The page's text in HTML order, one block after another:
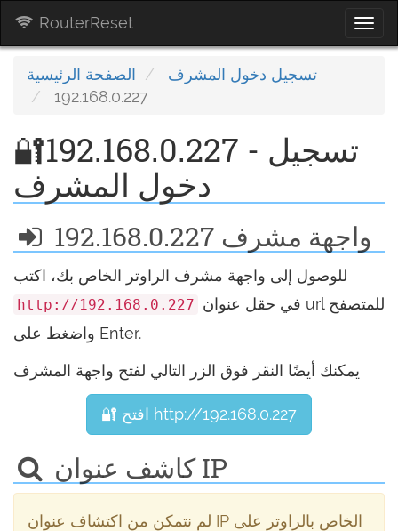
RouterReset
الصفحة الرئيسية
تسجيل دخول المشرف
192.168.0.227
🔐192.168.0.227 - تسجيل
دخول المشرف
واجهة مشرف 192.168.0.227
للوصول إلى واجهة مشرف الراوتر الخاص بك، اكتب
http://192.168.0.227
واضغط على Enter.
يمكنك أيضًا النقر فوق الزر التالي لفتح واجهة المشرف
🔐 افتح http://192.168.0.227
كاشف عنوان IP
لم نتمكن من اكتشاف عنوان IP الخاص بالراوتر على